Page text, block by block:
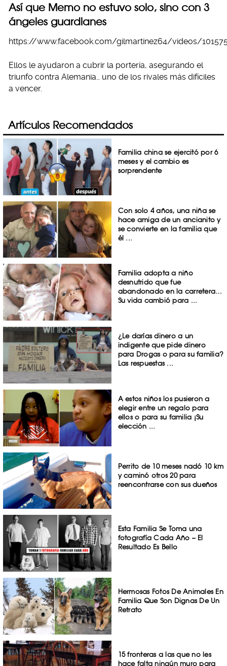
Así que Memo no estuvo solo, sino con 3
ángeles guardianes
https://www.facebook.com/gilmartinez64/videos/
Ellos le ayudaron a cubrir la portería, asegurando el
triunfo contra Alemania… uno de los rivales más difíciles
a vencer.
Artículos Recomendados
Familia china se ejercitó por 6
meses y el cambio es
sorprendente
Con solo 4 años, una niña se
hace amiga de un ancianito y
se convierte en la familia que
él ...
Familia adopta a niño
desnutrido que fue
abandonado en la carretera…
Su vida cambió para ...
¿Le darías dinero a un
indigente que pide dinero
para Drogas o para su familia?
Las respuestas ...
A estos niños los pusieron a
elegir entre un regalo para
ellos o para su familia ¡Su
elección ...
Perrito de 10 meses nadó 10 km
y caminó otros 20 para
reencontrarse con sus dueños
Esta Familia Se Toma una
fotografía Cada Año – El
Resultado Es Bello
Hermosas Fotos De Animales En
Familia Que Son Dignas De Un
Retrato
15 fronteras a las que no les
hace falta ningún muro para